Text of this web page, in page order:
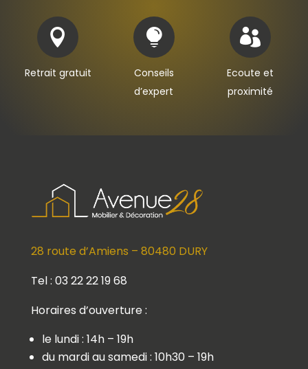

Retrait gratuit

Conseils
d’expert

Ecoute et
proximité
28 route d’Amiens – 80480 DURY
Tel : 03 22 22 19 68
Horaires d’ouverture :
le lundi : 14h – 19h
du mardi au samedi : 10h30 – 19h